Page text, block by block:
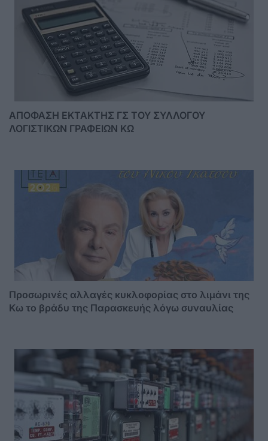
ΑΠΟΦΑΣΗ ΕΚΤΑΚΤΗΣ ΓΣ ΤΟΥ ΣΥΛΛΟΓΟΥ
ΛΟΓΙΣΤΙΚΩΝ ΓΡΑΦΕΙΩΝ ΚΩ
Προσωρινές αλλαγές κυκλοφορίας στο λιμάνι της
Κω το βράδυ της Παρασκευής λόγω συναυλίας